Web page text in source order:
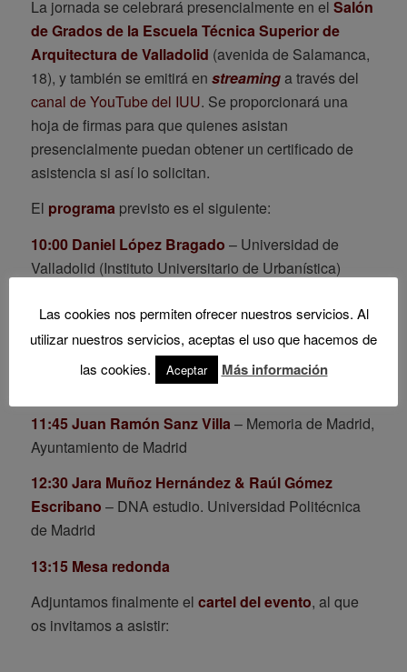
La jornada se celebrará presencialmente en el Salón
de Grados de la Escuela Técnica Superior de
Arquitectura de Valladolid (avenida de Salamanca,
18), y también se emitirá en streaminga través del
canal de YouTube del IUU. Se proporcionará una
hoja de firmas para que quienes asistan
presencialmente puedan obtener un certificado de
asistencia si así lo solicitan.
El programa previsto es el siguiente:
10:00 Daniel López Bragado – Universidad de
Valladolid (Instituto Universitario de Urbanística)
– CIAG – Centro Infográfico Avanzado de
Galicia (Pontevedra)
11:00 Coffee break
11:45 Juan Ramón Sanz Villa – Memoria de Madrid,
Ayuntamiento de Madrid
12:30 Jara Muñoz Hernández & Raúl Gómez
Escribano – DNA estudio. Universidad Politécnica
de Madrid
13:15 Mesa redonda
Adjuntamos finalmente el cartel del evento, al que
os invitamos a asistir:
Las cookies nos permiten ofrecer nuestros servicios. Al
utilizar nuestros servicios, aceptas el uso que hacemos de
las cookies.
Aceptar Más información